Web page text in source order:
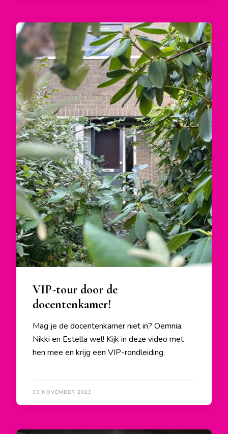
VIP-tour door de
docentenkamer!
Mag je de docentenkamer niet in? Oemnia,
Nikki en Estella wel! Kijk in deze video met
hen mee en krijg een VIP-rondleiding.
30 NOVEMBER 2023